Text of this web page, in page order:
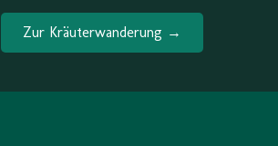
Zur Kräuterwanderung →